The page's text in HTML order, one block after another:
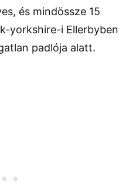
és mindössze 15
yorkshire-i Ellerbyben
padlója alatt.